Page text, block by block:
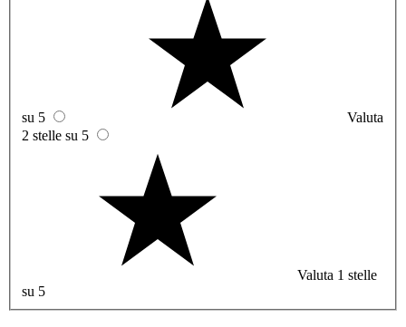
su 5
Valuta
2 stelle su 5
Valuta 1 stelle
su 5